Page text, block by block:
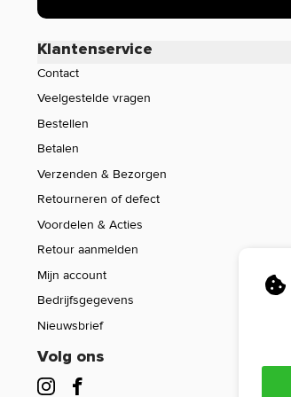
Klantenservice
Contact
Veelgestelde vragen
Bestellen
Betalen
Verzenden & Bezorgen
Retourneren of defect
Voordelen & Acties
Retour aanmelden
Mijn account
Bedrijfsgegevens
Nieuwsbrief
Volg ons